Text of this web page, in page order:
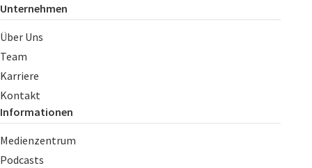
Unternehmen
Über Uns
Team
Karriere
Kontakt
Informationen
Medienzentrum
Podcasts